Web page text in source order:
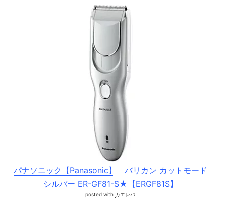
パナソニック【Panasonic】 バリカン カットモード
シルバー ER-GF81-S★【ERGF81S】
posted with カエレバ